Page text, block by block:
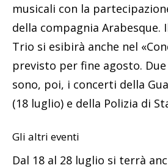
musicali con la
della compagnia Arabesque.
Trio si esibirà anche nel
previsto per fine agosto.
sono, poi, i concerti della
(18 luglio) e della Polizia di
Gli altri eventi
Dal 18 al 28 luglio si terrà